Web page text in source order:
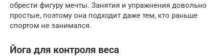
обрести фигуру мечты. Занятия и упражнения довольно
простые, поэтому она подходит даже тем, кто раньше
спортом не занимался.
Йога для контроля веса